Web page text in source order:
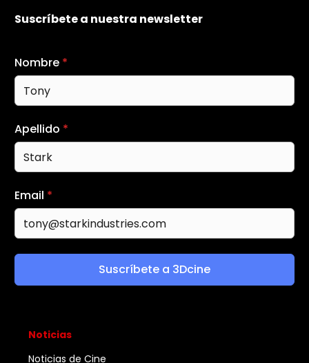
Suscríbete a nuestra newsletter
Nombre *
Apellido *
Email *
Suscríbete a 3Dcine
Noticias
Noticias de Cine